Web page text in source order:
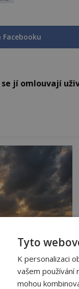
Facebooku
se jí omlouvají
Tyto
K personalizaci
vašem používání
mohou